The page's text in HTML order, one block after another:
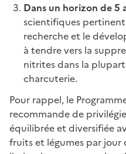
Dans un horizon de 5
scientifiques
recherche et le
à tendre vers la
nitrites dans la
charcuterie.
Pour rappel, le
recommande de
équilibrée et diversifiée
fruits et légumes par jour